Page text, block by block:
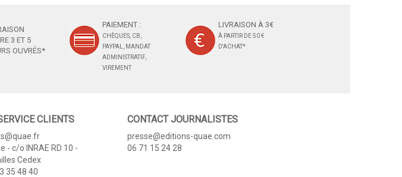
3 ET 5
OUVRÉS*
PAIEMENT :
CHÈQUES, CB,
PAYPAL, MANDAT
ADMINISTRATIF,
VIREMENT
LIVRAISON À 3€
À PARTIR DE 50 €
D'ACHAT*
CLIENTS
- c/o INRAE RD 10 -
Cedex
35 48 40
CONTACT JOURNALISTES
presse@editions-quae.com
06 71 15 24 28